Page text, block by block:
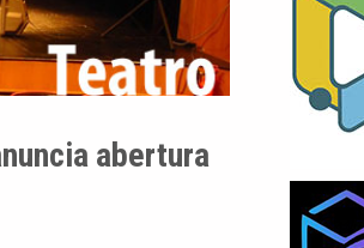
abertura